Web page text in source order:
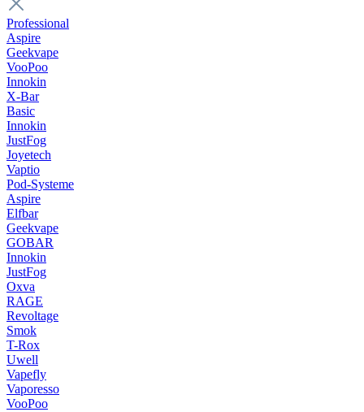
Professional
Aspire
Geekvape
VooPoo
Innokin
X-Bar
Basic
Innokin
JustFog
Joyetech
Vaptio
Pod-Systeme
Aspire
Elfbar
Geekvape
GOBAR
Innokin
JustFog
Oxva
RAGE
Revoltage
Smok
T-Rox
Uwell
Vapefly
Vaporesso
VooPoo